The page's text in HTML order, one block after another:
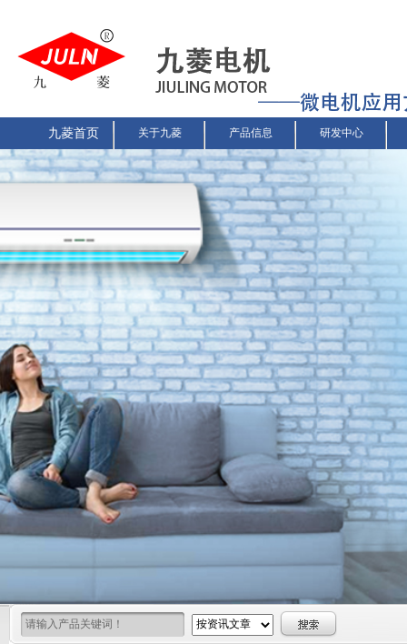
九菱首页 关于九菱 产品信息 研发中心